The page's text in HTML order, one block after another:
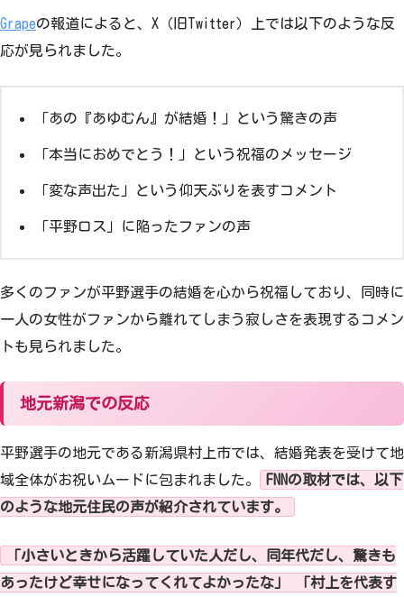
Grapeの報道によると、X（旧Twitter）上では以下のような反
応が見られました。
「あの『あゆむん』が結婚！」という驚きの声
「本当におめでとう！」という祝福のメッセージ
「変な声出た」という仰天ぶりを表すコメント
「平野ロス」に陥ったファンの声
多くのファンが平野選手の結婚を心から祝福しており、同時に
一人の女性がファンから離れてしまう寂しさを表現するコメン
トも見られました。
地元新潟での反応
平野選手の地元である新潟県村上市では、結婚発表を受けて地
域全体がお祝いムードに包まれました。
FNNの取材では、以下
のような地元住民の声が紹介されています。
「小さいときから活躍していた人だし、同年代だし、驚きも
あったけど幸せになってくれてよかったな」 「村上を代表す